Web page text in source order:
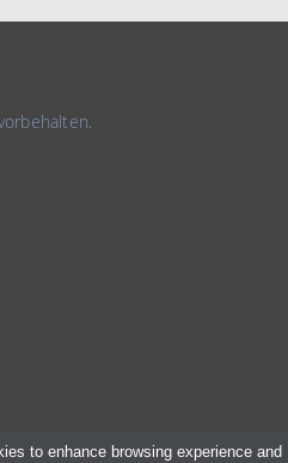
to enhance browsing experience and